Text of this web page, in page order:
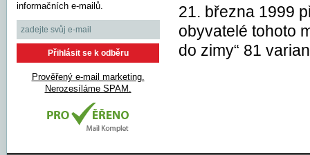
informačních e-mailů.
Prověřený e-mail marketing.
Nerozesíláme SPAM.
21. března 1999
obyvatelé tohoto
do zimy“ 81